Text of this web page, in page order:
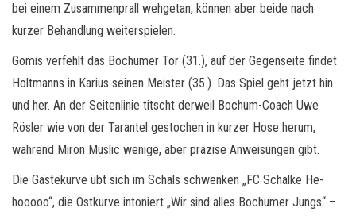
bei einem Zusammenprall wehgetan, können aber beide nach
kurzer Behandlung weiterspielen.
Gomis verfehlt das Bochumer Tor (31.), auf der Gegenseite findet
Holtmanns in Karius seinen Meister (35.). Das Spiel geht jetzt hin
und her. An der Seitenlinie titscht derweil Bochum-Coach Uwe
Rösler wie von der Tarantel gestochen in kurzer Hose herum,
während Miron Muslic wenige, aber präzise Anweisungen gibt.
Die Gästekurve übt sich im Schals schwenken „FC Schalke He-
hooooo“, die Ostkurve intoniert „Wir sind alles Bochumer Jungs“ –